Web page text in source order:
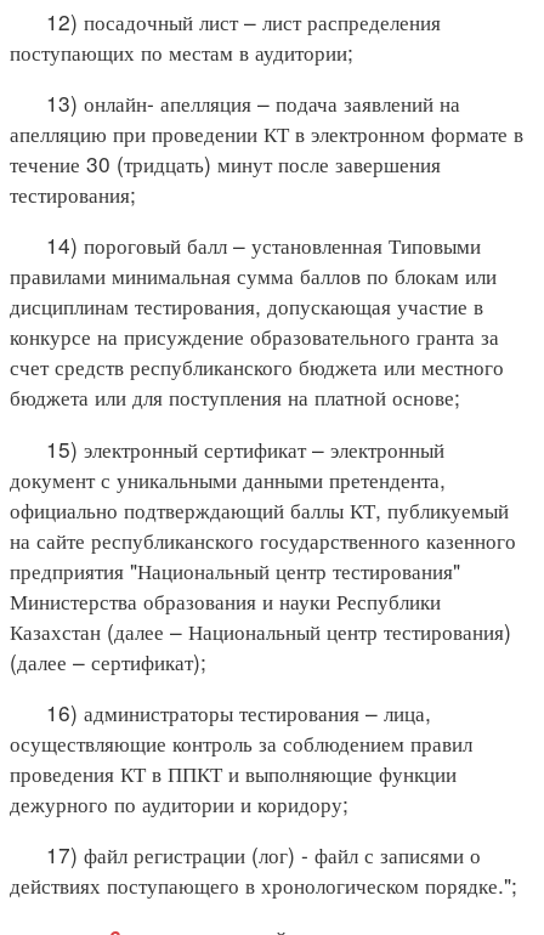
12) посадочный лист – лист распределения
поступающих по местам в аудитории;
13) онлайн- апелляция – подача заявлений на
апелляцию при проведении КТ в электронном формате в
течение 30 (тридцать) минут после завершения
тестирования;
14) пороговый балл – установленная Типовыми
правилами минимальная сумма баллов по блокам или
дисциплинам тестирования, допускающая участие в
конкурсе на присуждение образовательного гранта за
счет средств республиканского бюджета или местного
бюджета или для поступления на платной основе;
15) электронный сертификат – электронный
документ с уникальными данными претендента,
официально подтверждающий баллы КТ, публикуемый
на сайте республиканского государственного казенного
предприятия "Национальный центр тестирования"
Министерства образования и науки Республики
Казахстан (далее – Национальный центр тестирования)
(далее – сертификат);
16) администраторы тестирования – лица,
осуществляющие контроль за соблюдением правил
проведения КТ в ППКТ и выполняющие функции
дежурного по аудитории и коридору;
17) файл регистрации (лог) - файл с записями о
действиях поступающего в хронологическом порядке.";